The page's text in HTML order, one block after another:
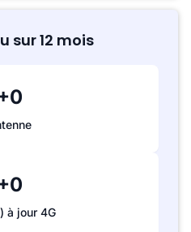
sur 12 mois
à jour 4G